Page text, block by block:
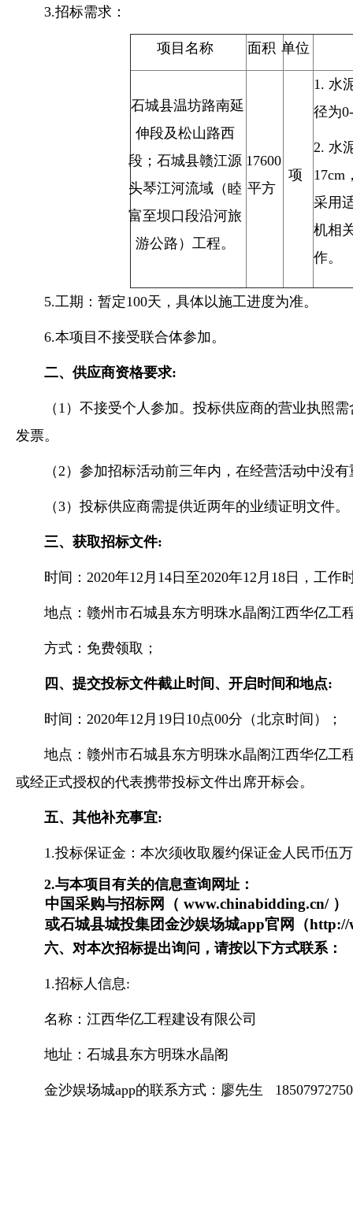
3.招标需求：
项目名称 面积 单位
石城县温坊路南延
伸段及松山路西
段；石城县赣江源
头琴江河流域（睦
富至坝口段沿河旅
游公路）工程。
17600
平方
项
1. 水
径为
2. 水
17cm
采用
机相
作。
5.工期： 暂定100天，具体以施工进度为准。
6.本项目不接受联合体参加。
二、供应商资格要求:
（ 1） 不接受个人参加。投标供应商的营业执照
发票。
（2）参加招标活动前三年内，在经营活动中没
（3）投标供应商需提供近两年的业绩证明文件。
三、获取招标文件:
时间： 2020年12 月 14 日至2020年12 月 18 日，工作
地点： 赣州市石城县东方明珠水晶阁江西华亿工
方式：免费领取；
四、提交投标文件截止时间、开启时间和地点:
时间： 2020年12 月 19 日 10点00分（北京时间）；
地点： 赣州市石城县东方明珠水晶阁江西华亿工
或经正式授权的代表携带投标文件出席开标会。
五、其他补充事宜:
1.投标保证金： 本次须收取履约保证金人民币伍
2.与本项目有关的信息查询网址：
中国采购与招标网（ www.chinabidding.cn/ ）
或石城县城投集团金沙娱场城app官网（http://
六、对本次招标提出询问，请按以下方式联系：
1.招标人信息:
名称：江西华亿工程建设有限公司
地址： 石城县东方明珠水晶阁
金沙娱场城app的联系方式：廖先生 18507972750